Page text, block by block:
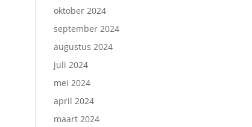
oktober 2024
september 2024
augustus 2024
juli 2024
mei 2024
april 2024
maart 2024